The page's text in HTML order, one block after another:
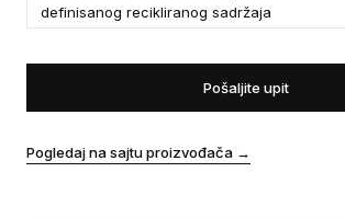
definisanog recikliranog sadržaja
Pošaljite upit
Pogledaj na sajtu proizvođača →